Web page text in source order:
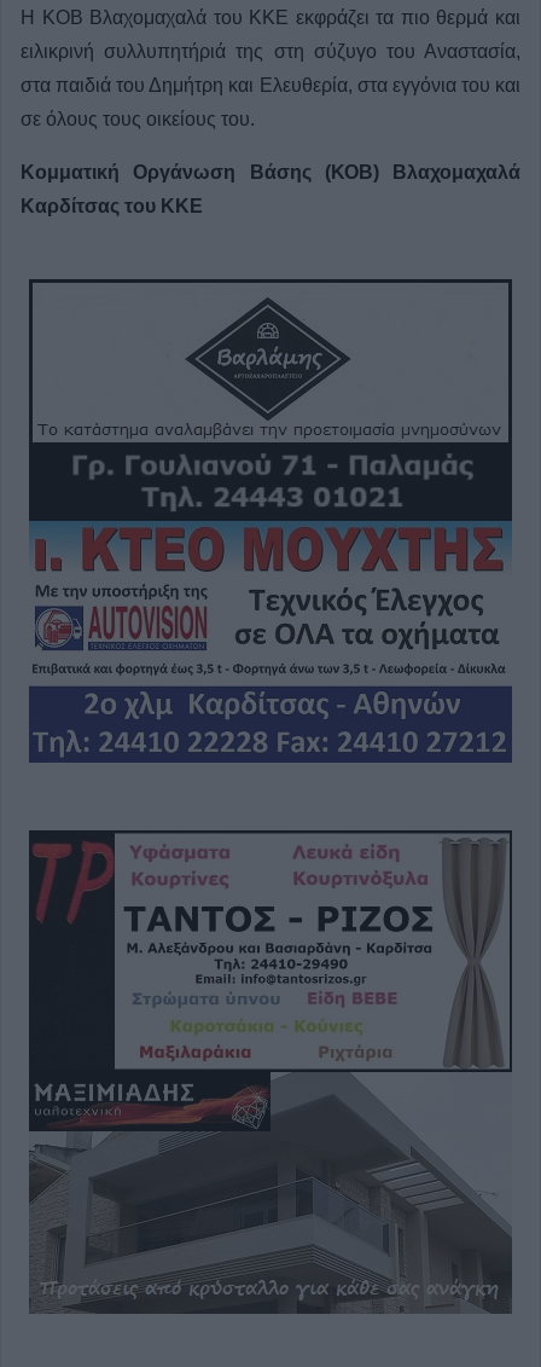
Η ΚΟΒ Βλαχομαχαλά του ΚΚΕ εκφράζει τα πιο θερμά και
ειλικρινή συλλυπητήριά της στη σύζυγο του Αναστασία,
στα παιδιά του Δημήτρη και Ελευθερία, στα εγγόνια του και
σε όλους τους οικείους του.
Κομματική Οργάνωση Βάσης (ΚΟΒ) Βλαχομαχαλά
Καρδίτσας του ΚΚΕ